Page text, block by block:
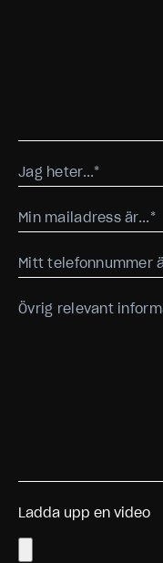
Ladda upp en video